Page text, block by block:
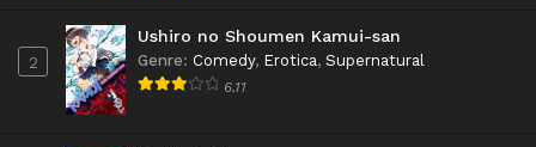
2
Ushiro no Shoumen Kamui-san
Genre: Comedy, Erotica, Supernatural
6.11